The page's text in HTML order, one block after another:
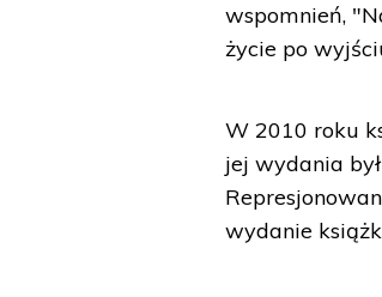
wspomnień,
życie po
W 2010 roku
jej wydania
wydanie